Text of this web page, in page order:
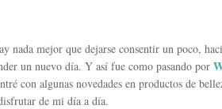
nada mejor que dejarse consentir un poco,
un nuevo día. Y así fue como pasando por
con algunas novedades en productos de
de mi día a día.